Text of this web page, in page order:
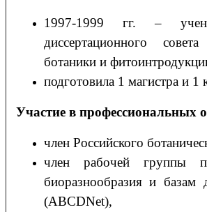
1997-1999 гг. –
диссертационного
ботаники и
подготовила 1 магистра и 1
Участие в профессиональных
член Российского
член рабочей группы
биоразнообразия и
(ABCDNet),